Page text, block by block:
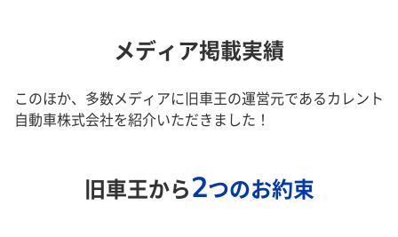
メディア掲載実績
このほか、多数メディアに旧車王の運営元であるカレント
自動車株式会社を紹介いただきました！
旧車王から2つのお約束